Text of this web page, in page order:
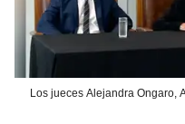
Los jueces Alejandra Ongaro,